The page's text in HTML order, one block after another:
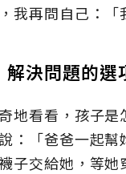
我再問自己：「
決問題的選
地看看，孩子
：「爸爸一起
子交給她，等她